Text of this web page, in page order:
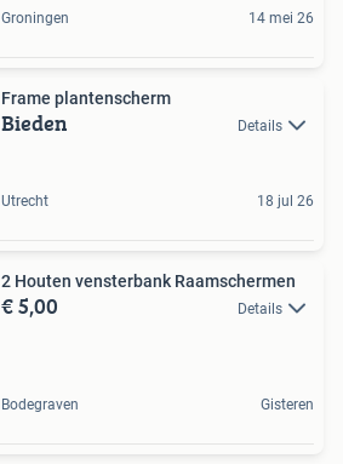
Groningen 14 mei 26
Frame plantenscherm
Bieden Details
Utrecht 18 jul 26
2 Houten vensterbank Raamschermen
€ 5,00 Details
Bodegraven Gisteren